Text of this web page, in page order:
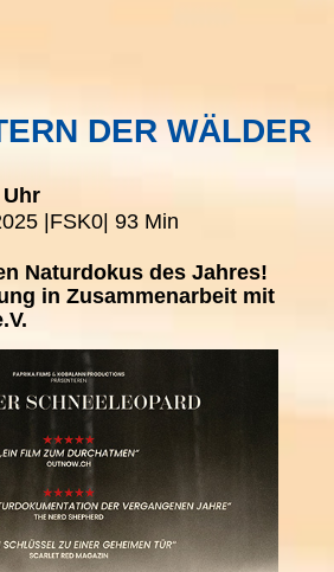
DER WÄLDER
Uhr
| FSK0 | 93 Min
Naturdokus des Jahres!
in Zusammenarbeit mit